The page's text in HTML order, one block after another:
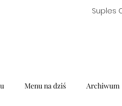
Suples
Menu na dziś Archiwum